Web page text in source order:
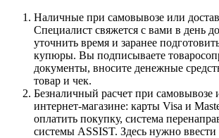
Наличные при самовывозе или
Специалист свяжется с вами в день
уточнить время и заранее
купюры. Вы подписываете
документы, вносите денежные
товар и чек.
Безналичный расчет при
интернет-магазине: карты Visa и
оплатить покупку, система
системы ASSIST. Здесь нужно